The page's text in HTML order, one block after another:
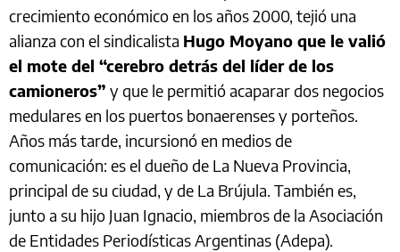
crecimiento económico en los años 2000, tejió una
alianza con el sindicalista Hugo Moyano que le valió
el mote del “cerebro detrás del líder de los
camioneros” y que le permitió acaparar dos negocios
medulares en los puertos bonaerenses y porteños.
Años más tarde, incursionó en medios de
comunicación: es el dueño de La Nueva Provincia,
principal de su ciudad, y de La Brújula. También es,
junto a su hijo Juan Ignacio, miembros de la Asociación
de Entidades Periodísticas Argentinas (Adepa).